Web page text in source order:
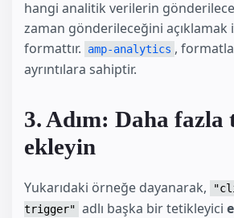
hangi analitik verilerin
zaman gönderileceğini açıklamak
formattır.
amp-analytics ,
ayrıntılara sahiptir.
3. Adım: Daha
ekleyin
Yukarıdaki örneğe dayanarak,
trigger" adlı başka bir tetikleyici